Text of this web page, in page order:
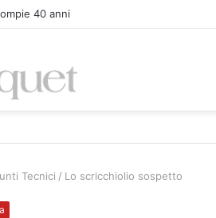
all’Apfelhotel Torgglerhof in Val
Tecnici / Lo scricchiolio sospetto